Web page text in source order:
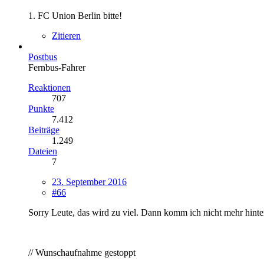
1. FC Union Berlin bitte!
Zitieren
Postbus
Fernbus-Fahrer
Reaktionen
707
Punkte
7.412
Beiträge
1.249
Dateien
7
23. September 2016
#66
Sorry Leute, das wird zu viel. Dann komm ich nicht mehr
// Wunschaufnahme gestoppt